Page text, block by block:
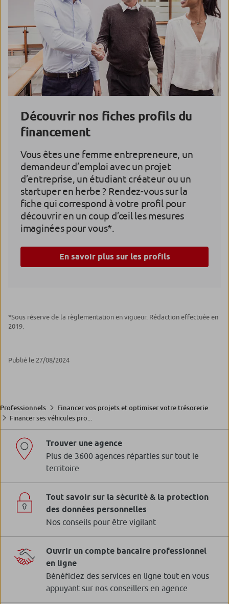
Découvrir nos fiches profils du
financement
Vous êtes une femme entrepreneure, un
demandeur d’emploi avec un projet
d’entreprise, un étudiant créateur ou un
startuper en herbe ? Rendez-vous sur la
fiche qui correspond à votre profil pour
découvrir en un coup d’œil les mesures
imaginées pour vous*.
En savoir plus sur les profils
*Sous réserve de la règlementation en vigueur. Rédaction effectuée en
2019.
Publié le 27/08/2024
Professionnels
Financer vos projets et optimiser votre trésorerie
Financer ses véhicules pro...
Trouver une agence
Plus de 3600 agences réparties sur tout le
territoire
Tout savoir sur la sécurité & la protection
des données personnelles
Nos conseils pour être vigilant
Ouvrir un compte bancaire professionnel
en ligne
Bénéficiez des services en ligne tout en vous
appuyant sur nos conseillers en agence